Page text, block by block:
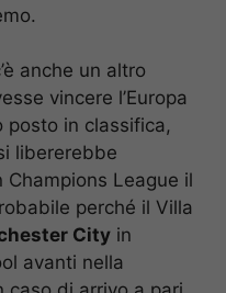
anche un altro
vincere l’Europa
posto in classifica,
libererebbe
League il
perché il Villa
City in
avanti nella